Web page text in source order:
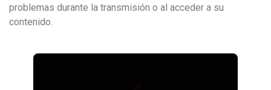
problemas durante la transmisión o al acceder a su
contenido.